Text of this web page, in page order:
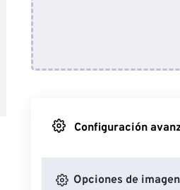
Configuración
Opciones de imagen